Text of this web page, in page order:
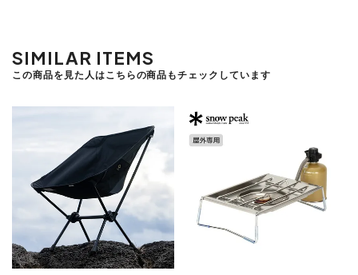
SIMILAR ITEMS
この商品を見た人はこちらの商品もチェックしています